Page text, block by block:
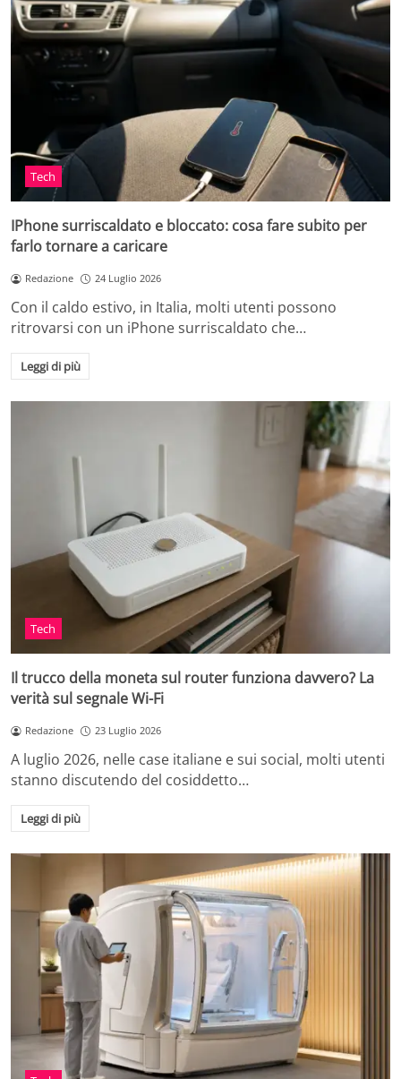
Tech
IPhone surriscaldato e bloccato: cosa fare subito per
farlo tornare a caricare
Redazione 24 Luglio 2026
Con il caldo estivo, in Italia, molti utenti possono
ritrovarsi con un iPhone surriscaldato che…
Leggi di più
Tech
Il trucco della moneta sul router funziona davvero? La
verità sul segnale Wi-Fi
Redazione 23 Luglio 2026
A luglio 2026, nelle case italiane e sui social, molti utenti
stanno discutendo del cosiddetto…
Leggi di più